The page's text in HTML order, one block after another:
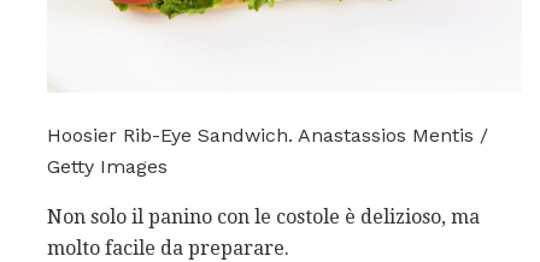
Hoosier Rib-Eye Sandwich. Anastassios Mentis /
Getty Images
Non solo il panino con le costole è delizioso, ma
molto facile da preparare.